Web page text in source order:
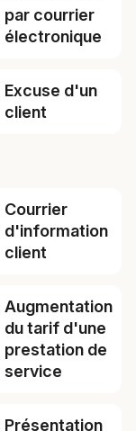
par courrier
électronique
Excuse d'un
client
Courrier
d'information
client
Augmentation
du tarif d'une
prestation de
service
Présentation